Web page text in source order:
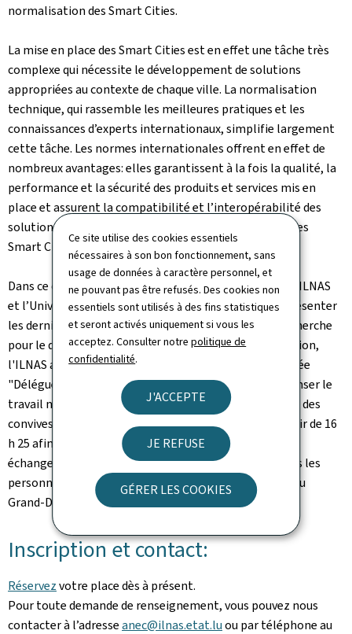
Ce site utilise des cookies essentiels
nécessaires à son bon fonctionnement, sans
usage de données à caractère personnel, et
ne pouvant pas être refusés. Des cookies non
essentiels sont utilisés à des fins statistiques
et seront activés uniquement si vous les
acceptez. Consulter notrepolitique de
confidentialité.
J'ACCEPTE
JE REFUSE
GÉRER LES COOKIES
normalisation des Smart Cities.
La mise en place des Smart Cities est en effet une tâche très
complexe qui nécessite le développement de solutions
appropriées au contexte de chaque ville. La normalisation
technique, qui rassemble les meilleures pratiques et les
connaissances d’experts internationaux, simplifie largement
cette tâche. Les normes internationales offrent en effet de
nombreux avantages: elles garantissent à la fois la qualité, la
performance et la sécurité des produits et services mis en
place et assurent la compatibilité et l’interopérabilité des
solutions techniques utilisées pour la mise en œuvre des
Smart Cities.
Dans ce contexte, une conférence sera organisée par l’ILNAS
et l’Université du Luxembourg dès 14 heures afin de présenter
les dernières avancées de la normalisation et de la recherche
pour le développement des Smart Cities. À cette occasion,
l'ILNAS aura également le plaisir de remettre le trophée
"Délégué en normalisation 2017" qui viendra récompenser le
travail normatif d'un expert national. Puis, l'ensemble des
convives seront invités à participer à un cocktail à partir de 16
h 25 afin de favoriser les partages d’expériences et les
échanges. Une manière également de remercier toutes les
personnes investies dans la normalisation technique au
Grand-Duché de Luxembourg.
Inscription et contact:
Réservezvotre place dès à présent.
Pour toute demande de renseignement, vous pouvez nous
contacter à l’adresseanec@ilnas.etat.luou par téléphone au